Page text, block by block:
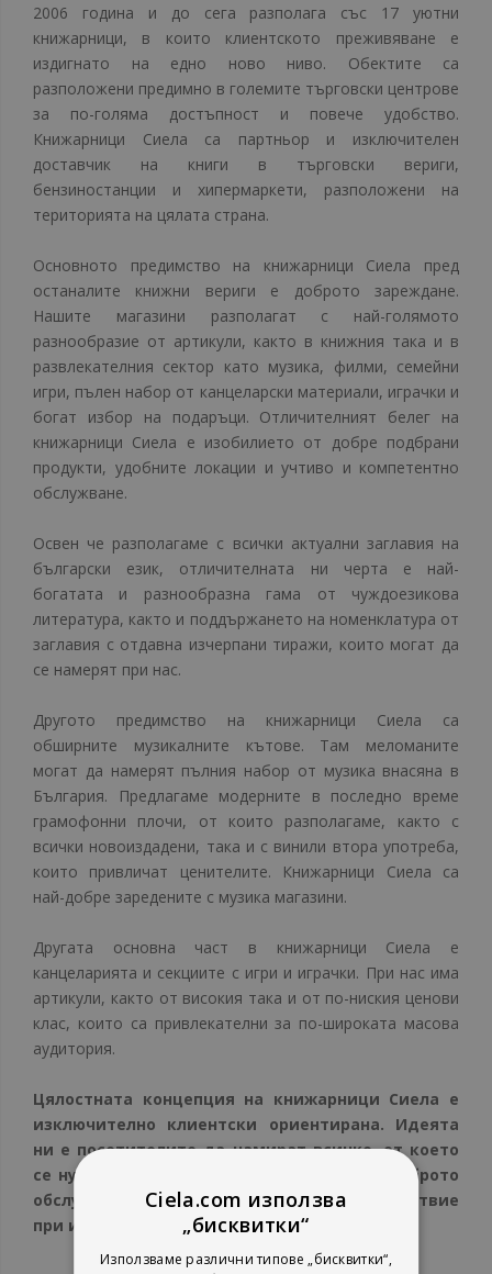
2006 година и до сега разполага със 17 уютни
книжарници, в които клиентското преживяване е
издигнато на едно ново ниво. Обектите са
разположени предимно в големите търговски центрове
за по-голяма достъпност и повече удобство.
Книжарници Сиела са партньор и изключителен
доставчик на книги в търговски вериги,
бензиностанции и хипермаркети, разположени на
територията на цялата страна.
Основното предимство на книжарници Сиела пред
останалите книжни вериги е доброто зареждане.
Нашите магазини разполагат с най-голямото
разнообразие от артикули, както в книжния така и в
развлекателния сектор като музика, филми, семейни
игри, пълен набор от канцеларски материали, играчки и
богат избор на подаръци. Отличителният белег на
книжарници Сиела е изобилието от добре подбрани
продукти, удобните локации и учтиво и компетентно
обслужване.
Освен че разполагаме с всички актуални заглавия на
български език, отличителната ни черта е най-
богатата и разнообразна гама от чуждоезикова
литература, както и поддържането на номенклатура от
заглавия с отдавна изчерпани тиражи, които могат да
се намерят при нас.
Другото предимство на книжарници Сиела са
обширните музикалните кътове. Там меломаните
могат да намерят пълния набор от музика внасяна в
България. Предлагаме модерните в последно време
грамофонни плочи, от които разполагаме, както с
всички новоиздадени, така и с винили втора употреба,
които привличат ценителите. Книжарници Сиела са
най-добре заредените с музика магазини.
Другата основна част в книжарници Сиела е
канцеларията и секциите с игри и играчки. При нас има
артикули, както от високия така и от по-ниския ценови
клас, които са привлекателни за по-широката масова
аудитория.
Цялостната концепция на книжарници Сиела е
изключително клиентски ориентирана. Идеята
ни е посетителите да намират всичко, от което
се нуждаят за себе си и своите близки. Доброто
обслужване и създаване на уют и спокойствие
при избора привличат все повече клиенти.
Ciela.com използва
„бисквитки“
Използваме различни типове „бисквитки“,